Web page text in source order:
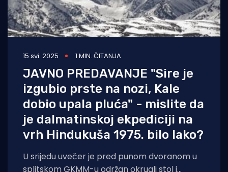
15 svi. 2025 1 MIN. ČITANJA
JAVNO PREDAVANJE "Sire je
izgubio prste na nozi, Kale
dobio upala pluća" - mislite da
je dalmatinskoj ekpediciji na
vrh Hindukuša 1975. bilo lako?
U srijedu uvečer je pred punom dvoranom u
splitskom GKMM-u održan okrugli stol i